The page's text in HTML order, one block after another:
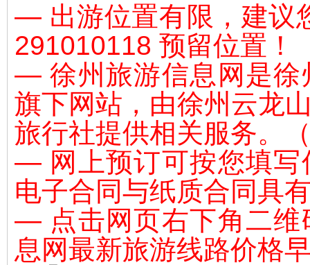
— 出游位置有限，建议
291010118 预留位置！
— 徐州旅游信息网是徐
旗下网站，由徐州云龙
旅行社提供相关服务。
— 网上预订可按您填写
电子合同与纸质合同具
— 点击网页右下角二维
息网最新旅游线路价格